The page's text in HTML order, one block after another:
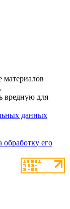
вредную для
данных
его